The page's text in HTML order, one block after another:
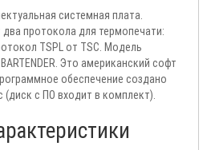
системная плата.
протокола для термопечати:
TSPL от TSC. Модель
Это американский софт
обеспечение создано
с ПО входит в комплект).